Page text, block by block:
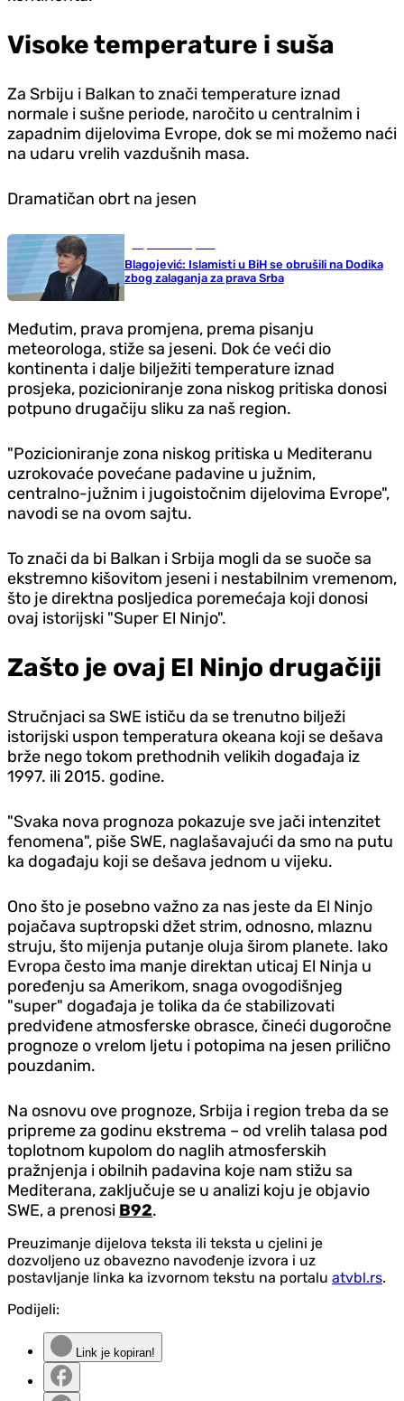
Visoke temperature i suša
Za Srbiju i Balkan to znači temperature iznad
normale i sušne periode, naročito u centralnim i
zapadnim dijelovima Evrope, dok se mi možemo naći
na udaru vrelih vazdušnih masa.
Dramatičan obrt na jesen
Blagojević: Islamisti u BiH se obrušili na Dodika
zbog zalaganja za prava Srba
Međutim, prava promjena, prema pisanju
meteorologa, stiže sa jeseni. Dok će veći dio
kontinenta i dalje bilježiti temperature iznad
prosjeka, pozicioniranje zona niskog pritiska donosi
potpuno drugačiju sliku za naš region.
"Pozicioniranje zona niskog pritiska u Mediteranu
uzrokovaće povećane padavine u južnim,
centralno-južnim i jugoistočnim dijelovima Evrope",
navodi se na ovom sajtu.
To znači da bi Balkan i Srbija mogli da se suoče sa
ekstremno kišovitom jeseni i nestabilnim vremenom,
što je direktna posljedica poremećaja koji donosi
ovaj istorijski "Super El Ninjo".
Zašto je ovaj El Ninjo drugačiji
Stručnjaci sa SWE ističu da se trenutno bilježi
istorijski uspon temperatura okeana koji se dešava
brže nego tokom prethodnih velikih događaja iz
1997. ili 2015. godine.
"Svaka nova prognoza pokazuje sve jači intenzitet
fenomena", piše SWE, naglašavajući da smo na putu
ka događaju koji se dešava jednom u vijeku.
Ono što je posebno važno za nas jeste da El Ninjo
pojačava suptropski džet strim, odnosno, mlaznu
struju, što mijenja putanje oluja širom planete. Iako
Evropa često ima manje direktan uticaj El Ninja u
poređenju sa Amerikom, snaga ovogodišnjeg
"super" događaja je tolika da će stabilizovati
predviđene atmosferske obrasce, čineći dugoročne
prognoze o vrelom ljetu i potopima na jesen prilično
pouzdanim.
Na osnovu ove prognoze, Srbija i region treba da se
pripreme za godinu ekstrema – od vrelih talasa pod
toplotnom kupolom do naglih atmosferskih
pražnjenja i obilnih padavina koje nam stižu sa
Mediterana, zaključuje se u analizi koju je objavio
SWE, a prenosi B92.
Preuzimanje dijelova teksta ili teksta u cjelini je
dozvoljeno uz obavezno navođenje izvora i uz
postavljanje linka ka izvornom tekstu na portalu atvbl.rs.
Podijeli:
Link je kopiran!